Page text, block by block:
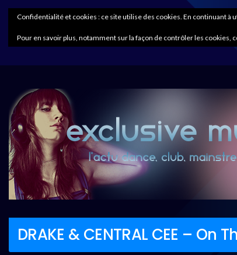
DRAKE & CENTRAL CEE – On
Confidentialité et cookies : ce site utilise des cookies. En continuant à
Pour en savoir plus, notamment sur la façon de contrôler les cookies,